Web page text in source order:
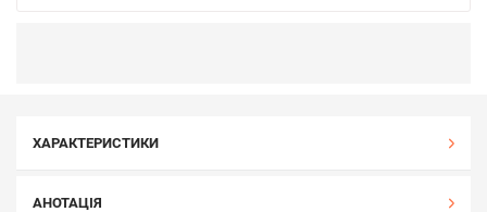
ХАРАКТЕРИСТИКИ
АНОТАЦІЯ